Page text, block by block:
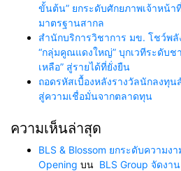
ขั้นต้น” ยกระดับศักยภาพเจ้าหน้
มาตรฐานสากล
สำนักบริการวิชาการ มข. โชว์พ
“กลุ่มคูณแดงใหญ่” บุกเวทีระดับช
เหลือ” สู่รายได้ที่ยั่งยืน
ถอดรหัสเบื้องหลังรางวัลนักลงทุ
สู่ความเชื่อมั่นจากตลาดทุน
ความเห็นล่าสุด
BLS & Blossom ยกระดับความ
Opening บน BLS Group จัดงา